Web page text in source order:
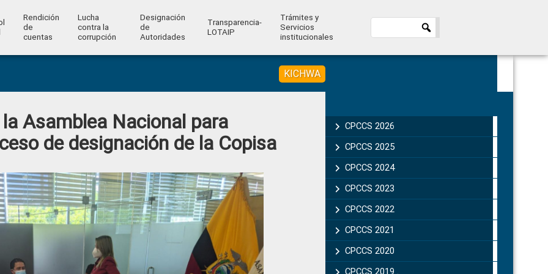
Rendición
de
cuentas
Lucha
contra la
corrupción
Designación
de
Autoridades
Transparencia-
LOTAIP
Trámites y
Servicios
institucionales
KICHWA
Asamblea Nacional para
de designación de la Copisa
Sidebar
CPCCS 2026
CPCCS 2025
CPCCS 2024
CPCCS 2023
CPCCS 2022
CPCCS 2021
CPCCS 2020
CPCCS 2019 .